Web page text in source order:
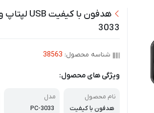
3033
شناسه محصول: 38563
ویژگی های محصول:
نام محصول
هدفون با کیفیت
مدل
PC-3033